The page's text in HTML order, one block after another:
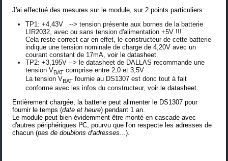
J'ai effectué des mesures sur le module, sur 2 points particuliers:
TP1: +4,43V --> tension présente aux bornes de la batterie
LIR2032, avec ou sans tension d'alimentation +5V !!!
Cela reste correct car en effet, le constructeur de cette batterie
indique une tension nominale de charge de 4,20V avec un
courant constant de 17mA,voir le datasheet
TP2: +3,195V --> le datasheet de DALLAS recommande une
tension VBAT comprise entre 2,0 et 3,5V
La tension VBAT fournie au DS1307 est donc tout à fait
conforme avec les infos du constructeur,voir le datasheet
Entièrement chargée, la batterie peut alimenter le DS1307 pour
fournir le temps (date et heure) pendant 1 an.
Le module peut bien évidemment être monté en cascade avec
d'autres périphériques I²C, pourvu que l'on respecte les adresses de
chacun (pas de doublons d'adresses...).